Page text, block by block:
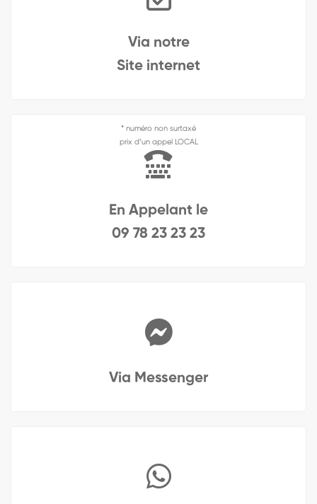
Via notre
Site internet
* numéro non surtaxé
prix d’un appel LOCAL
En Appelant le
09 78 23 23 23
Via Messenger